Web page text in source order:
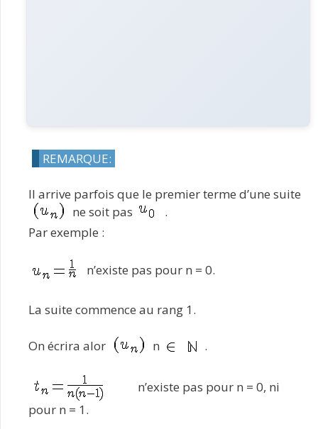
REMARQUE:
Il arrive parfois que le premier terme d’une suite
ne soit pas
.
Par exemple :
n’existe pas pour n = 0.
La suite commence au rang 1.
On écrira alor n .
n’existe pas pour n = 0, ni
pour n = 1.